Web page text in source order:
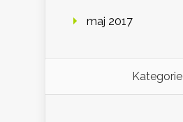
maj 2017
Kategorie